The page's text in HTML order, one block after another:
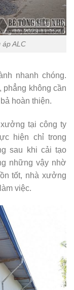
ALC
nhanh chóng.
phẳng không cần
hoàn thiện.
tại công ty
hiện chỉ trong
sau khi cải tạo
những vậy nhờ
tốt, nhà xưởng
việc.